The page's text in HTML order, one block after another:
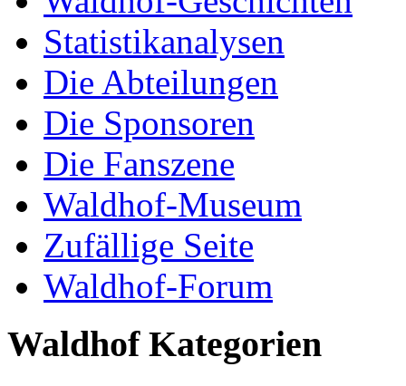
Statistikanalysen
Die Abteilungen
Die Sponsoren
Die Fanszene
Waldhof-Museum
Zufällige Seite
Waldhof-Forum
Waldhof Kategorien